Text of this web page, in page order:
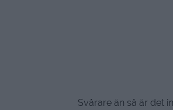
Svårare än så är det